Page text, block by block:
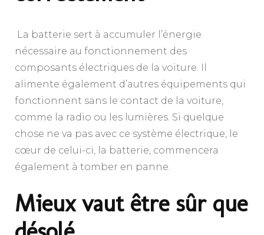
La batterie sert à accumuler l’énergie
nécessaire au fonctionnement des
composants électriques de la voiture. Il
alimente également d’autres équipements qui
fonctionnent sans le contact de la voiture,
comme la radio ou les lumières. Si quelque
chose ne va pas avec ce système électrique, le
cœur de celui-ci, la batterie, commencera
également à tomber en panne.
Mieux vaut être sûr que